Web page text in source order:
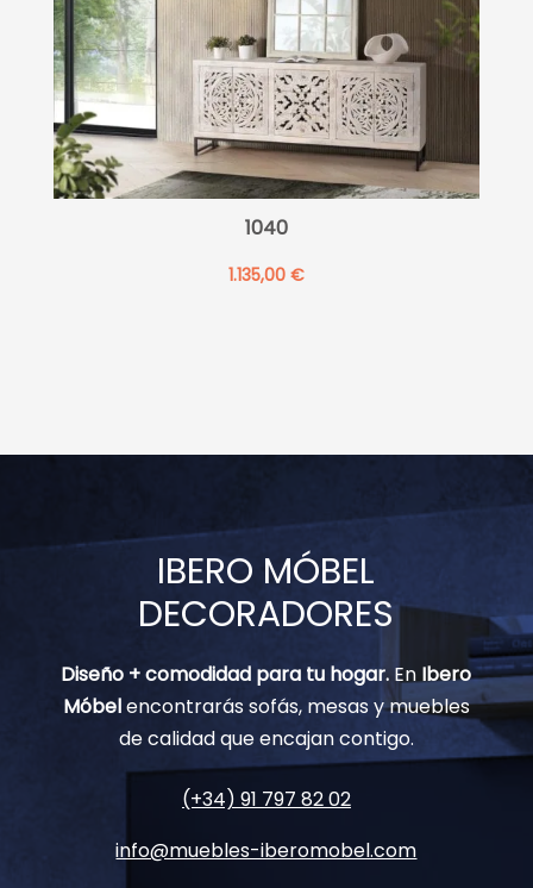
1040
1.135,00 €
IBERO MÓBEL
DECORADORES
Diseño + comodidad para tu hogar. EnIbero
Móbelencontrarás sofás, mesas y muebles
de calidad que encajan contigo.
(+34) 91 797 82 02
info@muebles-iberomobel.com